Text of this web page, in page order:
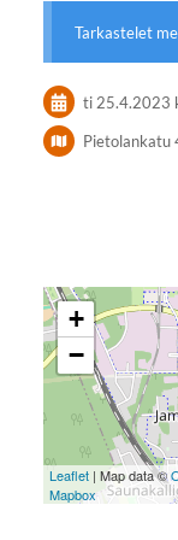
Tarkastelet
ti 25.4.2023
Pietolankatu
+
−
Leaflet| Map data ©
Mapbox